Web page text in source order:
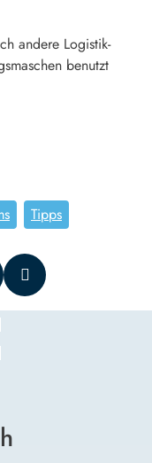
andere Logistik-
benutzt
Tipps